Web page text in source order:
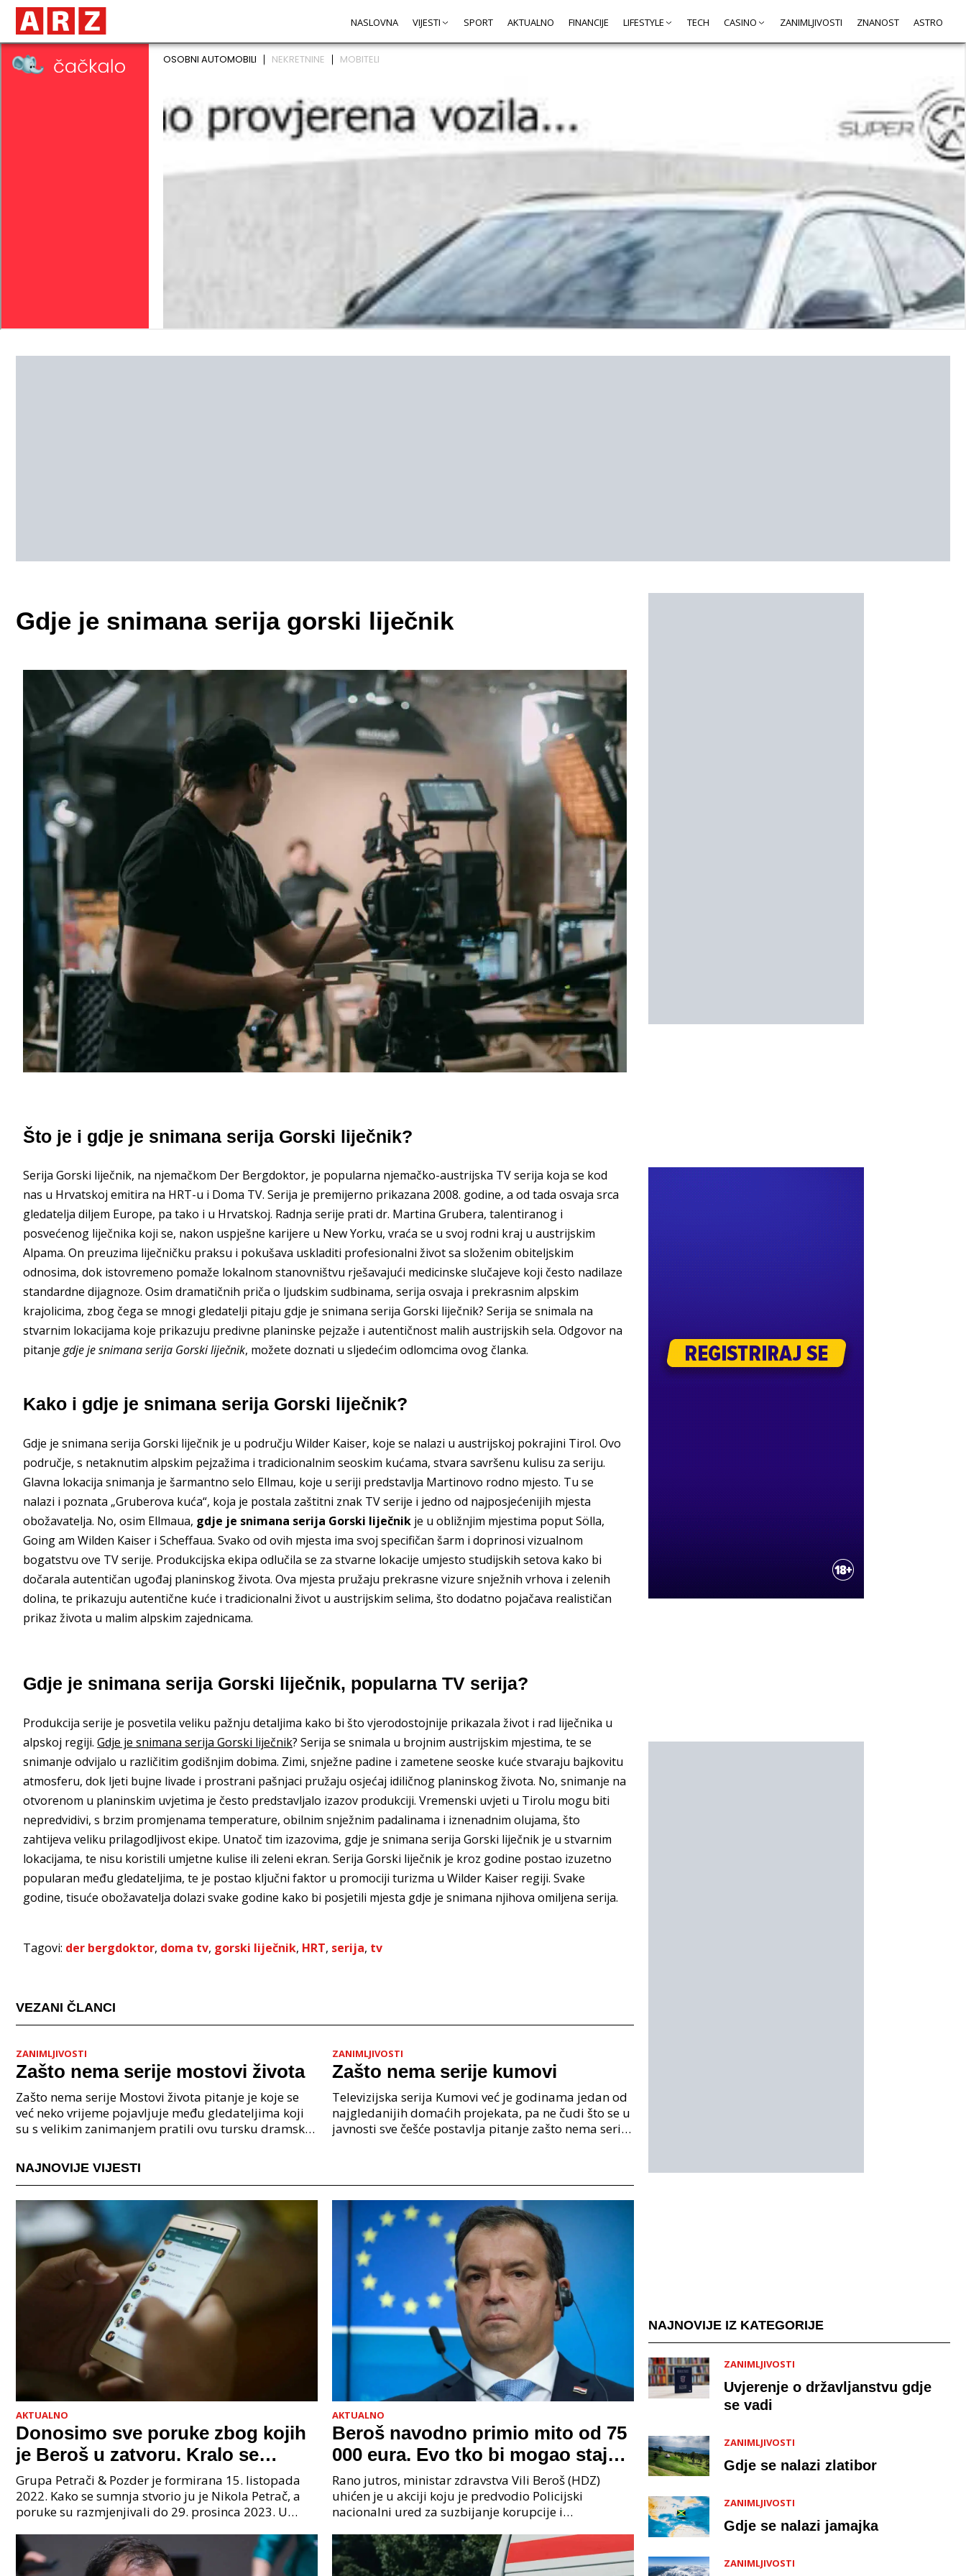
NASLOVNA VIJESTI SPORT AKTUALNO FINANCIJE LIFESTYLE TECH CASINO ZANIMLJIVOSTI ZNANOST ASTRO
Gdje je snimana serija gorski liječnik
Što je i gdje je snimana serija Gorski liječnik?
Serija Gorski liječnik, na njemačkom Der Bergdoktor, je popularna njemačko-austrijska TV serija koja se kod
nas u Hrvatskoj emitira na HRT-u i Doma TV. Serija je premijerno prikazana 2008. godine, a od tada osvaja srca
gledatelja diljem Europe, pa tako i u Hrvatskoj. Radnja serije prati dr. Martina Grubera, talentiranog i
posvećenog liječnika koji se, nakon uspješne karijere u New Yorku, vraća se u svoj rodni kraj u austrijskim
Alpama. On preuzima liječničku praksu i pokušava uskladiti profesionalni život sa složenim obiteljskim
odnosima, dok istovremeno pomaže lokalnom stanovništvu rješavajući medicinske slučajeve koji često nadilaze
standardne dijagnoze. Osim dramatičnih priča o ljudskim sudbinama, serija osvaja i prekrasnim alpskim
krajolicima, zbog čega se mnogi gledatelji pitaju gdje je snimana serija Gorski liječnik? Serija se snimala na
stvarnim lokacijama koje prikazuju predivne planinske pejzaže i autentičnost malih austrijskih sela. Odgovor na
pitanje gdje je snimana serija Gorski liječnik, možete doznati u sljedećim odlomcima ovog članka.
Kako i gdje je snimana serija Gorski liječnik?
Gdje je snimana serija Gorski liječnik je u području Wilder Kaiser, koje se nalazi u austrijskoj pokrajini Tirol. Ovo
područje, s netaknutim alpskim pejzažima i tradicionalnim seoskim kućama, stvara savršenu kulisu za seriju.
Glavna lokacija snimanja je šarmantno selo Ellmau, koje u seriji predstavlja Martinovo rodno mjesto. Tu se
nalazi i poznata „Gruberova kuća“, koja je postala zaštitni znak TV serije i jedno od najposjećenijih mjesta
obožavatelja. No, osim Ellmaua, gdje je snimana serija Gorski liječnik je u obližnjim mjestima poput Sölla,
Going am Wilden Kaiser i Scheffaua. Svako od ovih mjesta ima svoj specifičan šarm i doprinosi vizualnom
bogatstvu ove TV serije. Produkcijska ekipa odlučila se za stvarne lokacije umjesto studijskih setova kako bi
dočarala autentičan ugođaj planinskog života. Ova mjesta pružaju prekrasne vizure snježnih vrhova i zelenih
dolina, te prikazuju autentične kuće i tradicionalni život u austrijskim selima, što dodatno pojačava realističan
prikaz života u malim alpskim zajednicama.
Gdje je snimana serija Gorski liječnik, popularna TV serija?
Produkcija serije je posvetila veliku pažnju detaljima kako bi što vjerodostojnije prikazala život i rad liječnika u
alpskoj regiji. Gdje je snimana serija Gorski liječnik? Serija se snimala u brojnim austrijskim mjestima, te se
snimanje odvijalo u različitim godišnjim dobima. Zimi, snježne padine i zametene seoske kuće stvaraju bajkovitu
atmosferu, dok ljeti bujne livade i prostrani pašnjaci pružaju osjećaj idiličnog planinskog života. No, snimanje na
otvorenom u planinskim uvjetima je često predstavljalo izazov produkciji. Vremenski uvjeti u Tirolu mogu biti
nepredvidivi, s brzim promjenama temperature, obilnim snježnim padalinama i iznenadnim olujama, što
zahtijeva veliku prilagodljivost ekipe. Unatoč tim izazovima, gdje je snimana serija Gorski liječnik je u stvarnim
lokacijama, te nisu koristili umjetne kulise ili zeleni ekran. Serija Gorski liječnik je kroz godine postao izuzetno
popularan među gledateljima, te je postao ključni faktor u promociji turizma u Wilder Kaiser regiji. Svake
godine, tisuće obožavatelja dolazi svake godine kako bi posjetili mjesta gdje je snimana njihova omiljena serija.
Tagovi: der bergdoktor, doma tv, gorski liječnik, HRT, serija, tv
VEZANI ČLANCI
ZANIMLJIVOSTI
Zašto nema serije mostovi života
Zašto nema serije Mostovi života pitanje je koje se
već neko vrijeme pojavljuje među gledateljima koji
su s velikim zanimanjem pratili ovu tursku dramsku
ZANIMLJIVOSTI
Zašto nema serije kumovi
Televizijska serija Kumovi već je godinama jedan od
najgledanijih domaćih projekata, pa ne čudi što se u
javnosti sve češće postavlja pitanje zašto nema serije
NAJNOVIJE VIJESTI
AKTUALNO
Donosimo sve poruke zbog kojih
je Beroš u zatvoru. Kralo se
godinama. Tko će iz vlade biti
sljedeći uhićen?
Grupa Petrači & Pozder je formirana 15. listopada
2022. Kako se sumnja stvorio ju je Nikola Petrač, a
poruke su razmjenjivali do 29. prosinca 2023. U
AKTUALNO
Beroš navodno primio mito od 75
000 eura. Evo tko bi mogao stajati
na čelu zločinačkog udruženja
Rano jutros, ministar zdravstva Vili Beroš (HDZ)
uhićen je u akciji koju je predvodio Policijski
nacionalni ured za suzbijanje korupcije i
priopćenju USKOK
NAJNOVIJE IZ KATEGORIJE
ZANIMLJIVOSTI
Uvjerenje o državljanstvu gdje
se vadi
ZANIMLJIVOSTI
Gdje se nalazi zlatibor
ZANIMLJIVOSTI
Gdje se nalazi jamajka
ZANIMLJIVOSTI